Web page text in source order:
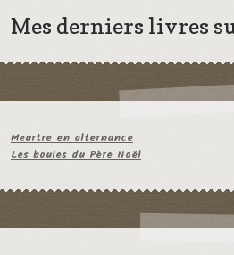
Mes derniers livres
Meurtre en alternance
Les boules du Père Noël